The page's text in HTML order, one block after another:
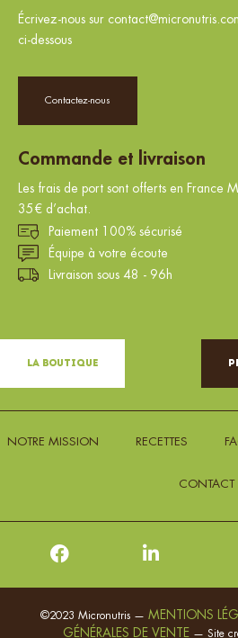
Écrivez-nous sur
ci-dessous
Contactez-nous
Commande et livraison
Les frais de port sont offerts en France
35€ d’achat.
Paiement 100% sécurisé
Équipe à votre écoute
Livraison sous 48 - 96h
La Boutique
NOTRE MISSION RECETTES
CONTACT
©2023 Micronutris — MENTIONS
GÉNÉRALES DE VENTE — Site